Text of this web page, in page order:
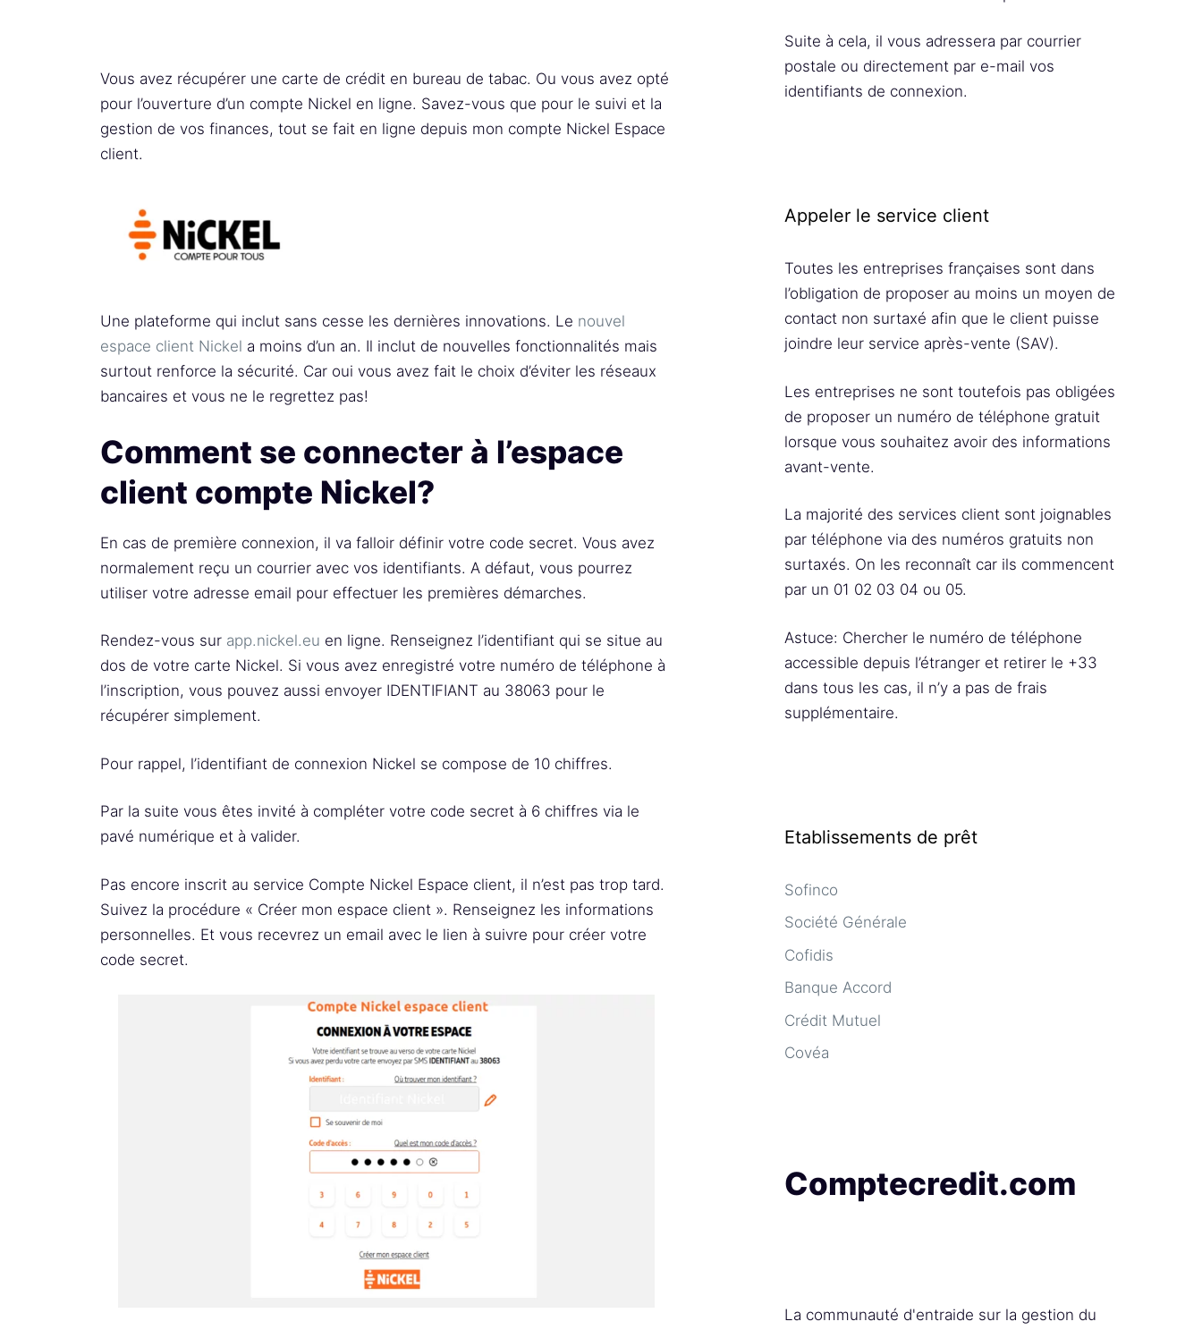
Vous avez récupérer une carte de crédit en bureau de tabac. Ou vous avez opté
pour l’ouverture d’un compte Nickel en ligne. Savez-vous que pour le suivi et la
gestion de vos finances, tout se fait en ligne depuis mon compte Nickel Espace
client.
Une plateforme qui inclut sans cesse les dernières innovations. Le nouvel
espace client Nickel a moins d’un an. Il inclut de nouvelles fonctionnalités mais
surtout renforce la sécurité. Car oui vous avez fait le choix d’éviter les réseaux
bancaires et vous ne le regrettez pas!
Comment se connecter à l’espace
client compte Nickel?
En cas de première connexion, il va falloir définir votre code secret. Vous avez
normalement reçu un courrier avec vos identifiants. A défaut, vous pourrez
utiliser votre adresse email pour effectuer les premières démarches.
Rendez-vous sur app.nickel.eu en ligne. Renseignez l’identifiant qui se situe au
dos de votre carte Nickel. Si vous avez enregistré votre numéro de téléphone à
l’inscription, vous pouvez aussi envoyer IDENTIFIANT au 38063 pour le
récupérer simplement.
Pour rappel, l’identifiant de connexion Nickel se compose de 10 chiffres.
Par la suite vous êtes invité à compléter votre code secret à 6 chiffres via le
pavé numérique et à valider.
Pas encore inscrit au service Compte Nickel Espace client, il n’est pas trop tard.
Suivez la procédure « Créer mon espace client ». Renseignez les informations
personnelles. Et vous recevrez un email avec le lien à suivre pour créer votre
code secret.
Suite à cela, il vous adressera par courrier
postale ou directement par e-mail vos
identifiants de connexion.
Appeler le service client
Toutes les entreprises françaises sont dans
l’obligation de proposer au moins un moyen de
contact non surtaxé afin que le client puisse
joindre leur service après-vente (SAV).
Les entreprises ne sont toutefois pas obligées
de proposer un numéro de téléphone gratuit
lorsque vous souhaitez avoir des informations
avant-vente.
La majorité des services client sont joignables
par téléphone via des numéros gratuits non
surtaxés. On les reconnaît car ils commencent
par un 01 02 03 04 ou 05.
Astuce: Chercher le numéro de téléphone
accessible depuis l’étranger et retirer le +33
dans tous les cas, il n’y a pas de frais
supplémentaire.
Etablissements de prêt
Sofinco
Société Générale
Cofidis
Banque Accord
Crédit Mutuel
Covéa
Comptecredit.com
La communauté d'entraide sur la gestion du